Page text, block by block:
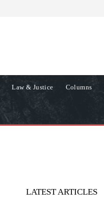
Law & Justice Columns
LATEST ARTICLES